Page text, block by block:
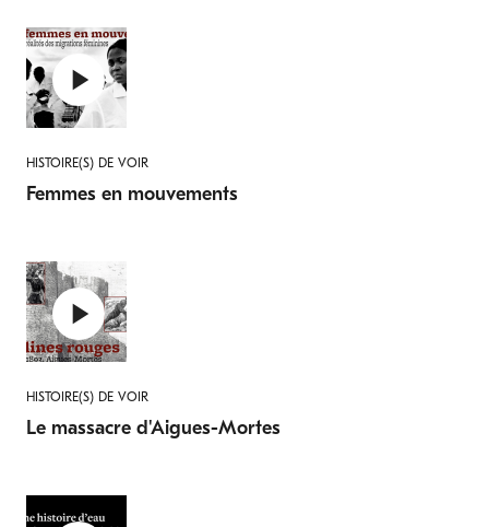
HISTOIRE(S) DE VOIR
Femmes en mouvements
HISTOIRE(S) DE VOIR
Le massacre d'Aigues-Mortes